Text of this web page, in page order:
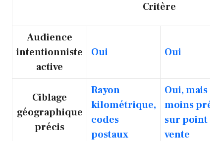
Critère
Audience
intentionniste
active
Oui Oui
Ciblage
géographique
précis
Rayon
kilométrique,
codes
postaux
Oui, mais
moins
sur point de
vente